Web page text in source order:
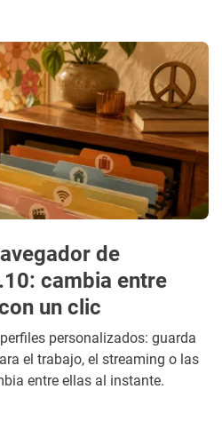
de
cambia entre
un clic
personalizados: guarda
el trabajo, el streaming o las
entre ellas al instante.